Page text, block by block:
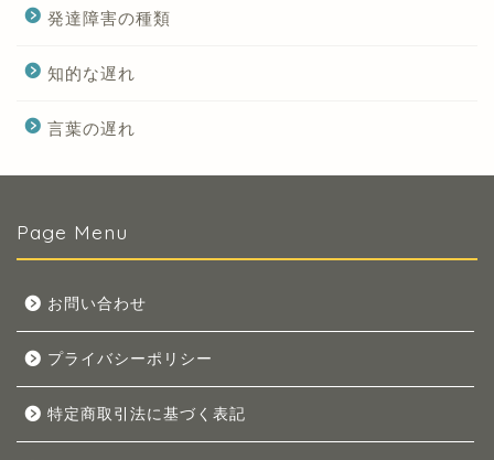
発達障害の種類
知的な遅れ
言葉の遅れ
Page Menu
お問い合わせ
プライバシーポリシー
特定商取引法に基づく表記